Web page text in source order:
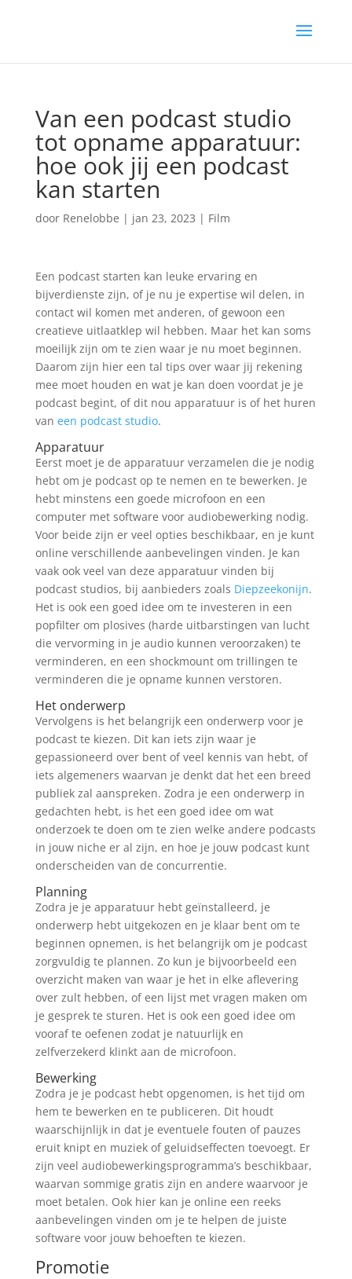
Van een podcast studio
tot opname apparatuur:
hoe ook jij een podcast
kan starten
door Renelobbe | jan 23, 2023 | Film
Een podcast starten kan leuke ervaring en
bijverdienste zijn, of je nu je expertise wil delen, in
contact wil komen met anderen, of gewoon een
creatieve uitlaatklep wil hebben. Maar het kan soms
moeilijk zijn om te zien waar je nu moet beginnen.
Daarom zijn hier een tal tips over waar jij rekening
mee moet houden en wat je kan doen voordat je je
podcast begint, of dit nou apparatuur is of het huren
van een podcast studio.
Apparatuur
Eerst moet je de apparatuur verzamelen die je nodig
hebt om je podcast op te nemen en te bewerken. Je
hebt minstens een goede microfoon en een
computer met software voor audiobewerking nodig.
Voor beide zijn er veel opties beschikbaar, en je kunt
online verschillende aanbevelingen vinden. Je kan
vaak ook veel van deze apparatuur vinden bij
podcast studios, bij aanbieders zoals Diepzeekonijn.
Het is ook een goed idee om te investeren in een
popfilter om plosives (harde uitbarstingen van lucht
die vervorming in je audio kunnen veroorzaken) te
verminderen, en een shockmount om trillingen te
verminderen die je opname kunnen verstoren.
Het onderwerp
Vervolgens is het belangrijk een onderwerp voor je
podcast te kiezen. Dit kan iets zijn waar je
gepassioneerd over bent of veel kennis van hebt, of
iets algemeners waarvan je denkt dat het een breed
publiek zal aanspreken. Zodra je een onderwerp in
gedachten hebt, is het een goed idee om wat
onderzoek te doen om te zien welke andere podcasts
in jouw niche er al zijn, en hoe je jouw podcast kunt
onderscheiden van de concurrentie.
Planning
Zodra je je apparatuur hebt geïnstalleerd, je
onderwerp hebt uitgekozen en je klaar bent om te
beginnen opnemen, is het belangrijk om je podcast
zorgvuldig te plannen. Zo kun je bijvoorbeeld een
overzicht maken van waar je het in elke aflevering
over zult hebben, of een lijst met vragen maken om
je gesprek te sturen. Het is ook een goed idee om
vooraf te oefenen zodat je natuurlijk en
zelfverzekerd klinkt aan de microfoon.
Bewerking
Zodra je je podcast hebt opgenomen, is het tijd om
hem te bewerken en te publiceren. Dit houdt
waarschijnlijk in dat je eventuele fouten of pauzes
eruit knipt en muziek of geluidseffecten toevoegt. Er
zijn veel audiobewerkingsprogramma’s beschikbaar,
waarvan sommige gratis zijn en andere waarvoor je
moet betalen. Ook hier kan je online een reeks
aanbevelingen vinden om je te helpen de juiste
software voor jouw behoeften te kiezen.
Promotie